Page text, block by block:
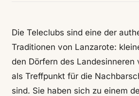
Die Teleclubs sind eine der
Traditionen von Lanzarote:
den Dörfern des Landesinneren
als Treffpunkt für die
sind. Sie haben sich zu einem